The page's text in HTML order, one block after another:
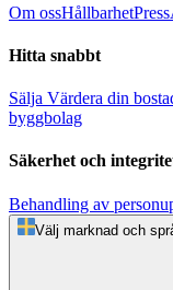
Om ossHållbarhetPress
Hitta snabbt
Sälja Värdera din
byggbolag
Säkerhet och
Behandling av
Välj marknad och